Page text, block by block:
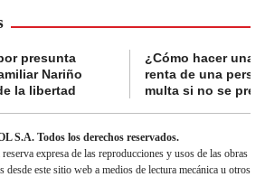
presunta
Nariño
la libertad
¿Cómo hacer una
renta de una
multa si no se
S.A. Todos los derechos reservados.
expresa de las reproducciones y usos de las obras
desde este sitio web a medios de lectura mecánica u otros